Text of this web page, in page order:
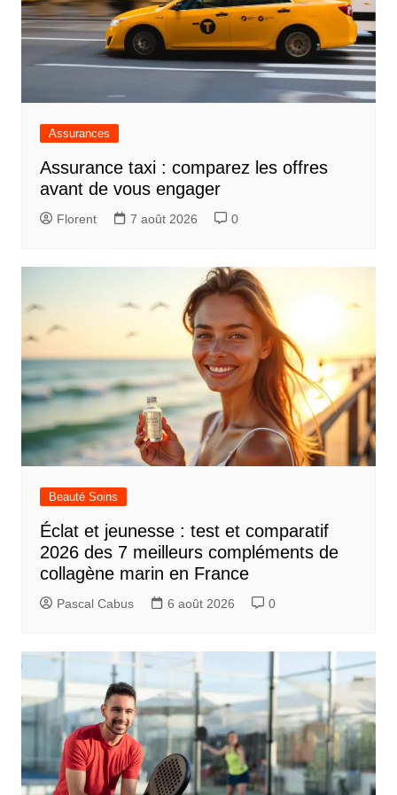
Assurances
Assurance taxi : comparez les offres
avant de vous engager
Florent 7 août 2026 0
Beauté Soins
Éclat et jeunesse : test et comparatif
2026 des 7 meilleurs compléments de
collagène marin en France
Pascal Cabus 6 août 2026 0